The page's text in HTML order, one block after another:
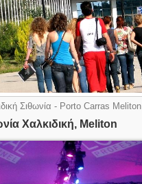
Σιθωνία - Porto Carras Meliton
Χαλκιδική, Meliton